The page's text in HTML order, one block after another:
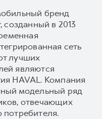
бренд
в 2013
сеть
лучших
являются
HAVAL. Компания
модельный ряд
отвечающих
потребителя.